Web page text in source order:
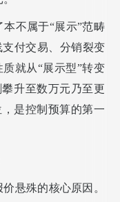
不属于“展示”范畴
付交易、分销裂变
就从“展示型”转变
升至数万元乃至更
是控制预算的第一
悬殊的核心原因。